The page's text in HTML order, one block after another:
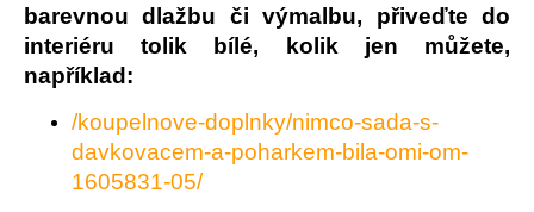
barevnou dlažbu či výmalbu, přiveďte do
interiéru tolik bílé, kolik jen můžete,
například:
/koupelnove-doplnky/nimco-sada-s-
davkovacem-a-poharkem-bila-omi-om-
1605831-05/